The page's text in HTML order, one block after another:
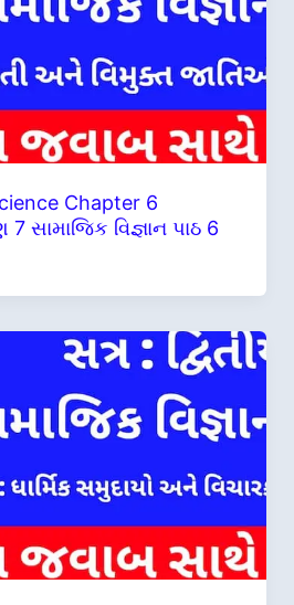
Chapter 6
સામાજિક વિજ્ઞાન પાઠ 6